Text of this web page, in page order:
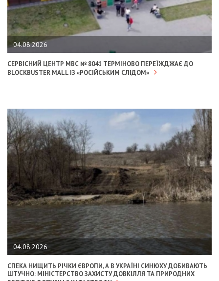
04.08.2026
СЕРВІСНИЙ ЦЕНТР МВС № 8041 ТЕРМІНОВО ПЕРЕЇЖДЖАЄ ДО
BLOCKBUSTER MALL ІЗ «РОСІЙСЬКИМ СЛІДОМ»
04.08.2026
СПЕКА НИЩИТЬ РІЧКИ ЄВРОПИ, А В УКРАЇНІ СИНЮХУ ДОБИВАЮТЬ
ШТУЧНО: МІНІСТЕРСТВО ЗАХИСТУ ДОВКІЛЛЯ ТА ПРИРОДНИХ